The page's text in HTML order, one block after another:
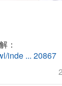
：
inde ... 20867